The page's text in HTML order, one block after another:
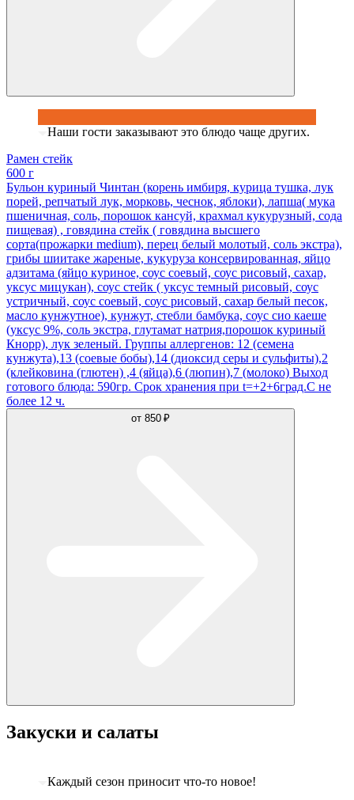
Наши гости заказывают это блюдо чаще других.
Рамен стейк
600 г
Бульон куриный Чинтан (корень имбиря, курица тушка, лук
порей, репчатый лук, морковь, чеснок, яблоки), лапша( мука
пшеничная, соль, порошок кансуй, крахмал кукурузный, сода
пищевая) , говядина стейк ( говядина высшего
сорта(прожарки medium), перец белый молотый, соль экстра),
грибы шиитаке жареные, кукуруза консервированная, яйцо
адзитама (яйцо куриное, соус соевый, соус рисовый, сахар,
уксус мицукан), соус стейк ( уксус темный рисовый, соус
устричный, соус соевый, соус рисовый, сахар белый песок,
масло кунжутное), кунжут, стебли бамбука, соус сио каеше
(уксус 9%, соль экстра, глутамат натрия,порошок куриный
Кнорр), лук зеленый. Группы аллергенов: 12 (семена
кунжута),13 (соевые бобы),14 (диоксид серы и сульфиты),2
(клейковина (глютен) ,4 (яйца),6 (люпин),7 (молоко) Выход
готового блюда: 590гр. Срок хранения при t=+2+6град.С не
более 12 ч.
от 850 ₽
Закуски и салаты
Каждый сезон приносит что-то новое!